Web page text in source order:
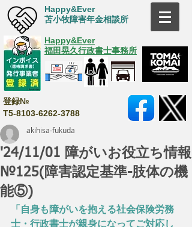
Happy&Ever
苫小牧障害年金相談所
Happy&Ever
福田晃久行政書士事務所
登録№
T5-8103-6262-3788
'24/11/01 障がいお役立ち情報
№125(障害認定基準-肢体の機
能⑤)
akihisa-fukuda
「自身も障がいを抱える社会保険労務
士・行政書士が親身になってご対応し